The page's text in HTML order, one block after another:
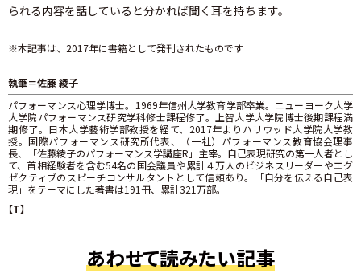
られる内容を話していると分かれば聞く耳を持ちます。
※本記事は、2017年に書籍として発刊されたものです
執筆＝佐藤 綾子
パフォーマンス心理学博士。1969年信州大学教育学部卒業。ニューヨーク大学
大学院パフォーマンス研究学科修士課程修了。上智大学大学院博士後期課程満
期修了。日本大学藝術学部教授を経て、2017年よりハリウッド大学院大学教
授。国際パフォーマンス研究所代表、（一社）パフォーマンス教育協会理事
長、「佐藤綾子のパフォーマンス学講座R」主宰。自己表現研究の第一人者とし
て、首相経験者を含む54名の国会議員や累計４万人のビジネスリーダーやエグ
ゼクティブのスピーチコンサルタントとして信頼あり。「自分を伝える自己表
現」をテーマにした著書は191冊、累計321万部。
【T】
あわせて読みたい記事